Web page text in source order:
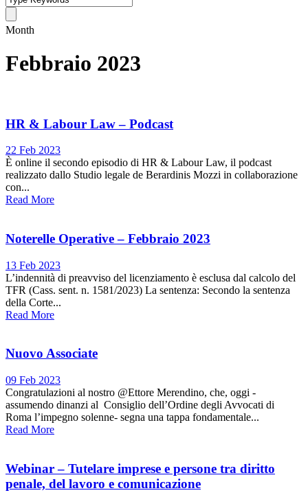
Month
Febbraio 2023
HR & Labour Law – Podcast
22 Feb 2023
È online il secondo episodio di HR & Labour Law, il podcast
realizzato dallo Studio legale de Berardinis Mozzi in collaborazione
con...
Read More
Noterelle Operative – Febbraio 2023
13 Feb 2023
L’indennità di preavviso del licenziamento è esclusa dal calcolo del
TFR (Cass. sent. n. 1581/2023) La sentenza: Secondo la sentenza
della Corte...
Read More
Nuovo Associate
09 Feb 2023
Congratulazioni al nostro @Ettore Merendino, che, oggi -
assumendo dinanzi al Consiglio dell’Ordine degli Avvocati di
Roma l’impegno solenne- segna una tappa fondamentale...
Read More
Webinar – Tutelare imprese e persone tra diritto
penale, del lavoro e comunicazione